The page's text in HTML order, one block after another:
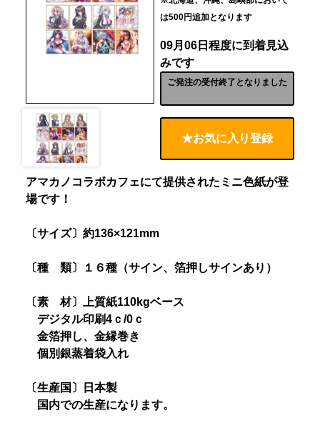
は500円追加となります
09月06日程度に到着見込
みです
ご発注の受付終了となりました
★お気に入り登録
アマカノコラボカフェにて提供されたミニ色紙が登
場です！
〔サイズ〕約136×121mm
〔種 類〕１６種（サイン、箔押しサインあり）
〔素 材〕上質紙110kgベース
デジタル印刷4ｃ/0ｃ
金箔押し、金縁巻き
個別銀蒸着袋入れ
〔生産国〕日本製
国内での生産になります。